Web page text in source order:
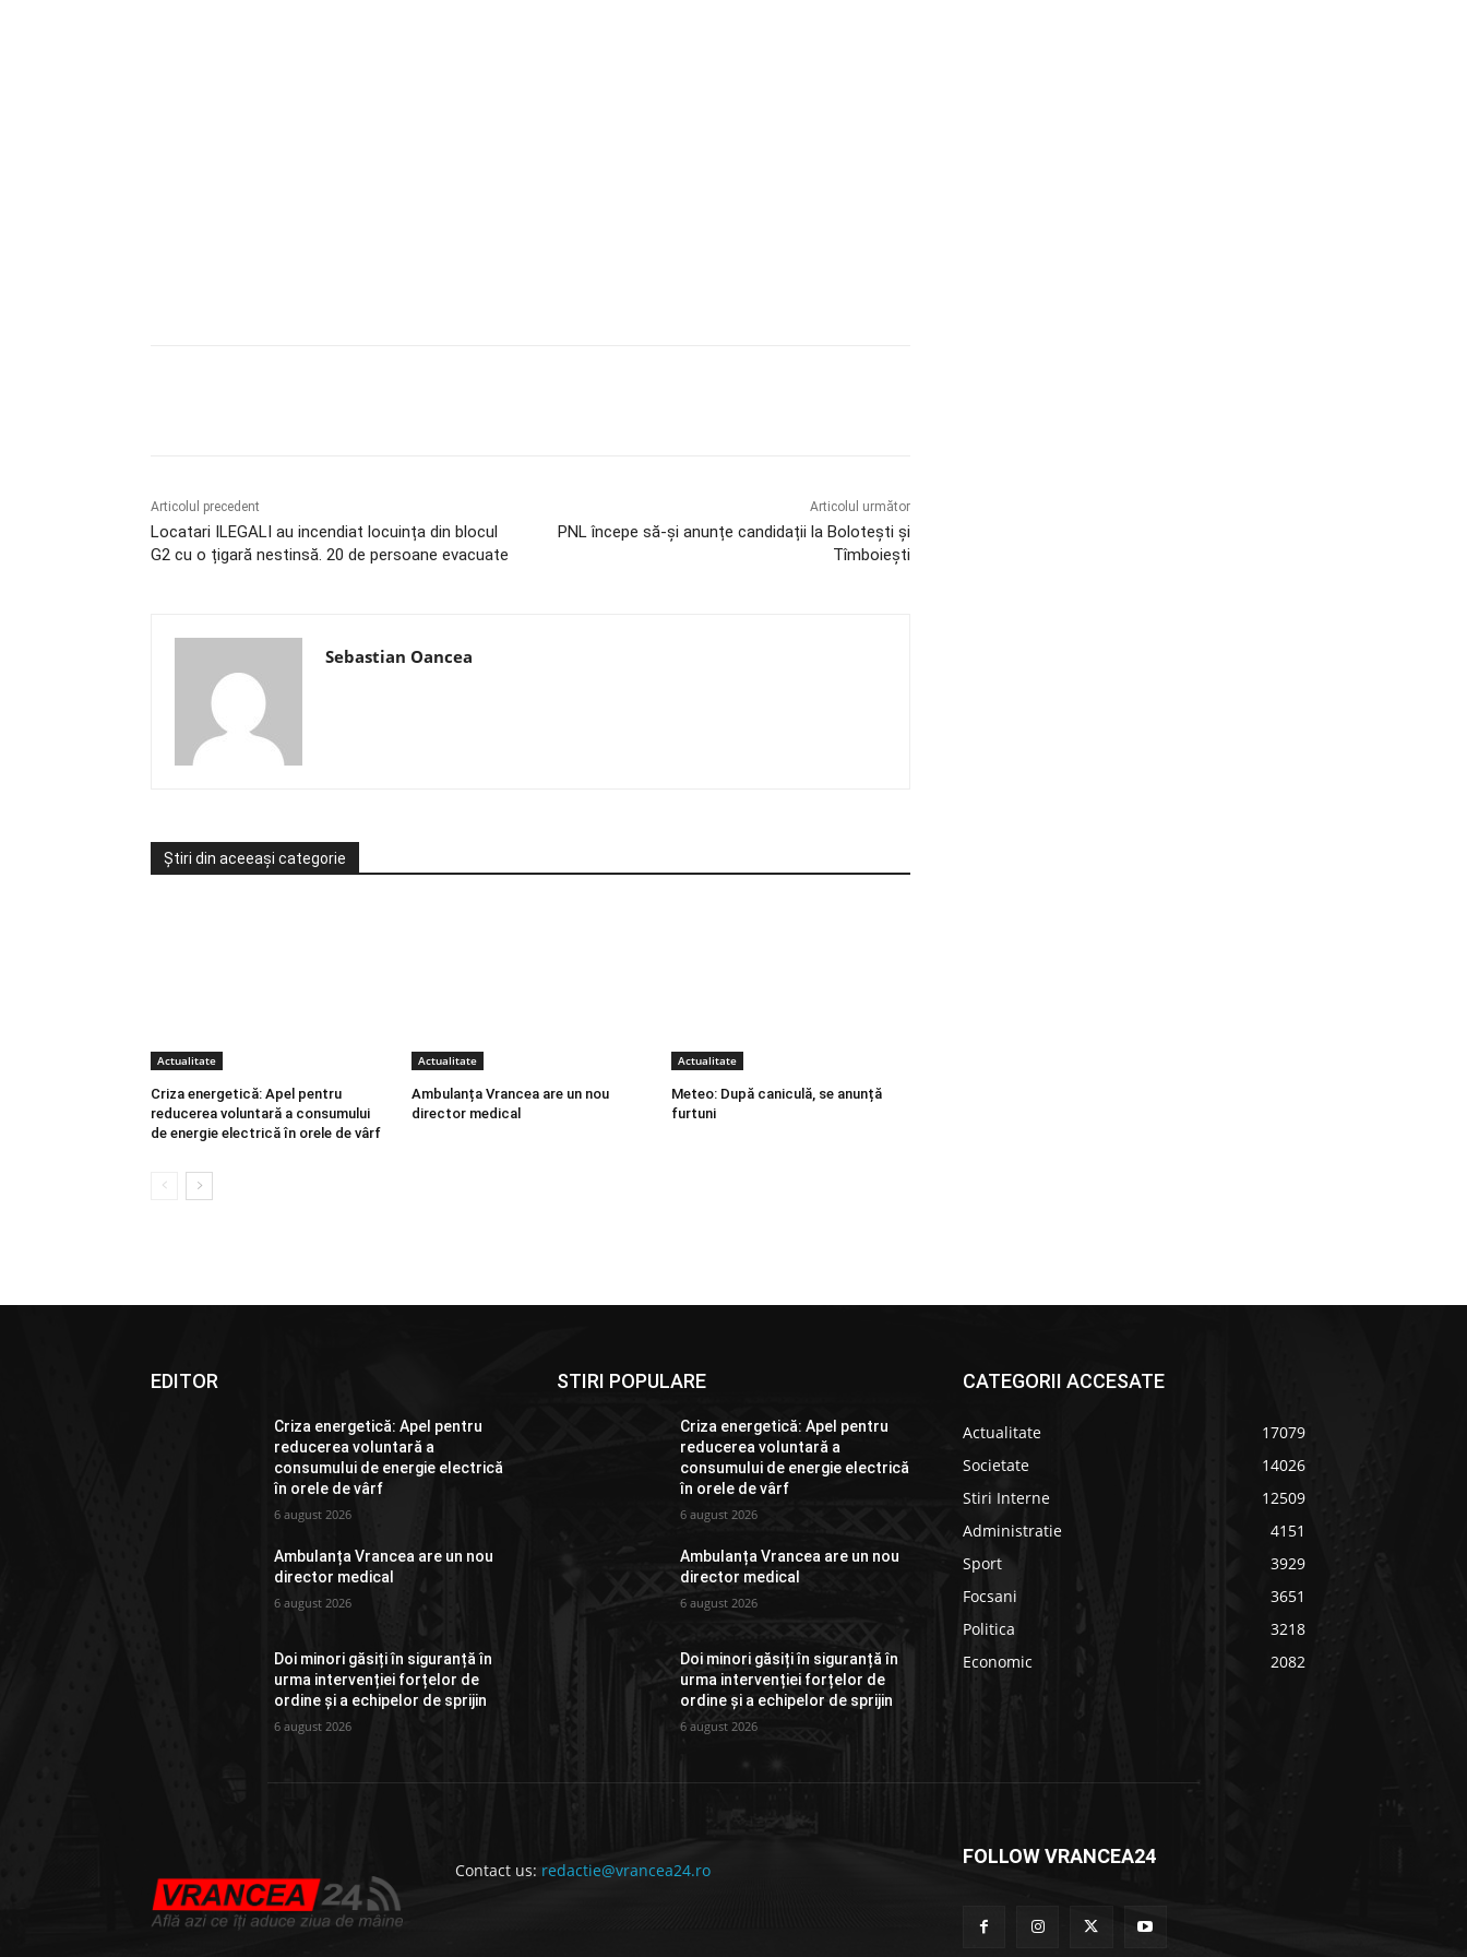
Articolul precedent
Locatari ILEGALI au incendiat locuința din blocul
G2 cu o țigară nestinsă. 20 de persoane evacuate
Articolul următor
PNL începe să-și anunțe candidații la Bolotești și
Tîmboiești
Sebastian Oancea
Știri din aceeași categorie
Actualitate
Criza energetică: Apel pentru
reducerea voluntară a consumului
de energie electrică în orele de vârf
Actualitate
Ambulanța Vrancea are un nou
director medical
Actualitate
Meteo: După caniculă, se anunță
furtuni
EDITOR
Criza energetică: Apel pentru
reducerea voluntară a
consumului de energie electrică
în orele de vârf
6 august 2026
Ambulanța Vrancea are un nou
director medical
6 august 2026
Doi minori găsiți în siguranță în
urma intervenției forțelor de
ordine și a echipelor de sprijin
6 august 2026
STIRI POPULARE
Criza energetică: Apel pentru
reducerea voluntară a
consumului de energie electrică
în orele de vârf
6 august 2026
Ambulanța Vrancea are un nou
director medical
6 august 2026
Doi minori găsiți în siguranță în
urma intervenției forțelor de
ordine și a echipelor de sprijin
6 august 2026
CATEGORII ACCESATE
Actualitate
17079
Societate
14026
Stiri Interne
12509
Administratie
4151
Sport
3929
Focsani
3651
Politica
3218
Economic
2082
Contact us: redactie@vrancea24.ro
FOLLOW VRANCEA24